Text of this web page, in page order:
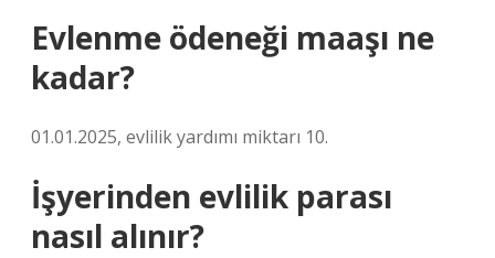
Evlenme ödeneği maaşı ne
kadar?
01.01.2025, evlilik yardımı miktarı 10.
İşyerinden evlilik parası
nasıl alınır?